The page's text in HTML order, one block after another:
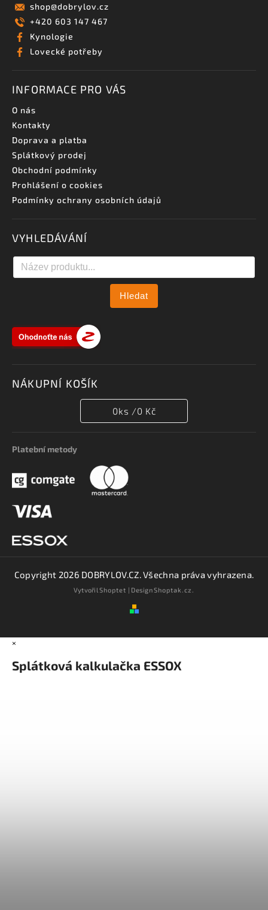
shop@dobrylov.cz
+420 603 147 467
Kynologie
Lovecké potřeby
INFORMACE PRO VÁS
O nás
Kontakty
Doprava a platba
Splátkový prodej
Obchodní podmínky
Prohlášení o cookies
Podmínky ochrany osobních údajů
VYHLEDÁVÁNÍ
Hledat
NÁKUPNÍ KOŠÍK
0ks /0 Kč
Platební metody
Copyright 2026 DOBRYLOV.CZ. Všechna práva vyhrazena.
VytvořilShoptet | DesignShoptak.cz.
×
Splátková kalkulačka ESSOX